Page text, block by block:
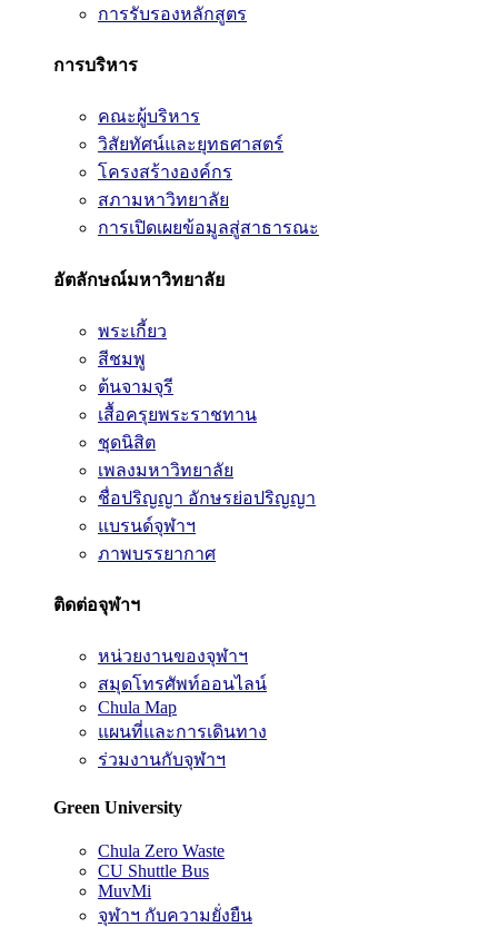
การรับรองหลักสูตร
การบริหาร
คณะผู้บริหาร
วิสัยทัศน์และยุทธศาสตร์
โครงสร้างองค์กร
สภามหาวิทยาลัย
การเปิดเผยข้อมูลสู่สาธารณะ
อัตลักษณ์มหาวิทยาลัย
พระเกี้ยว
สีชมพู
ต้นจามจุรี
เสื้อครุยพระราชทาน
ชุดนิสิต
เพลงมหาวิทยาลัย
ชื่อปริญญา อักษรย่อปริญญา
แบรนด์จุฬาฯ
ภาพบรรยากาศ
ติดต่อจุฬาฯ
หน่วยงานของจุฬาฯ
สมุดโทรศัพท์ออนไลน์
Chula Map
แผนที่และการเดินทาง
ร่วมงานกับจุฬาฯ
Green University
Chula Zero Waste
CU Shuttle Bus
MuvMi
จุฬาฯ กับความยั่งยืน